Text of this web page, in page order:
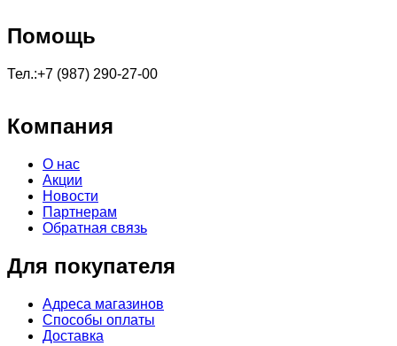
Помощь
Тел.:+7 (987) 290-27-00
Компания
О нас
Акции
Новости
Партнерам
Обратная связь
Для покупателя
Адреса магазинов
Способы оплаты
Доставка